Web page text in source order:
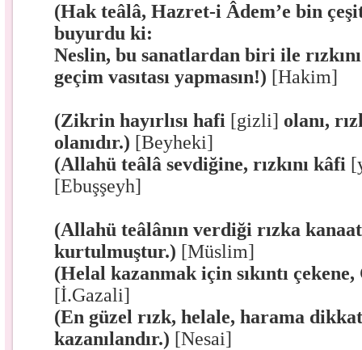
(Hak teâlâ, Hazret-i Âdem’e bin
buyurdu ki:
Neslin, bu sanatlardan biri ile
geçim vasıtası yapmasın!) [Hakim]
(Zikrin hayırlısı hafi [gizli] olanı,
olanıdır.) [Beyheki]
(Allahü teâlâ sevdiğine, rızkını kâfi
[Ebuşşeyh]
(Allahü teâlânın verdiği rızka
kurtulmuştur.) [Müslim]
(Helal kazanmak için sıkıntı
[İ.Gazali]
(En güzel rızk, helale, harama
kazanılandır.) [Nesai]